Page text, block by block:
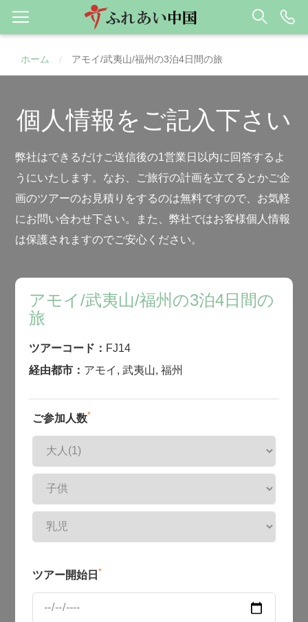
ホーム / アモイ/武夷山/福州の3泊4日間の旅
個人情報をご記入下さい
弊社はできるだけご送信後の1営業日以内に回答するよ
うにいたします。なお、ご旅行の計画を立てるとかご企
画のツアーのお見積りをするのは無料ですので、お気軽
にお問い合わせ下さい。また、弊社ではお客様個人情報
は保護されますのでご安心ください。
アモイ/武夷山/福州の3泊4日間の
旅
ツアーコード： FJ14
経由都市： アモイ ,武夷山,福州
ご参加人数*
ツアー開始日 *